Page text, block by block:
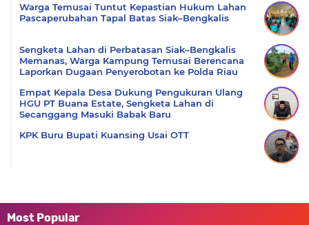
Warga Temusai Tuntut Kepastian Hukum Lahan
Pascaperubahan Tapal Batas Siak–Bengkalis
Sengketa Lahan di Perbatasan Siak–Bengkalis
Memanas, Warga Kampung Temusai Berencana
Laporkan Dugaan Penyerobotan ke Polda Riau
Empat Kepala Desa Dukung Pengukuran Ulang
HGU PT Buana Estate, Sengketa Lahan di
Secanggang Masuki Babak Baru
KPK Buru Bupati Kuansing Usai OTT
Most Popular